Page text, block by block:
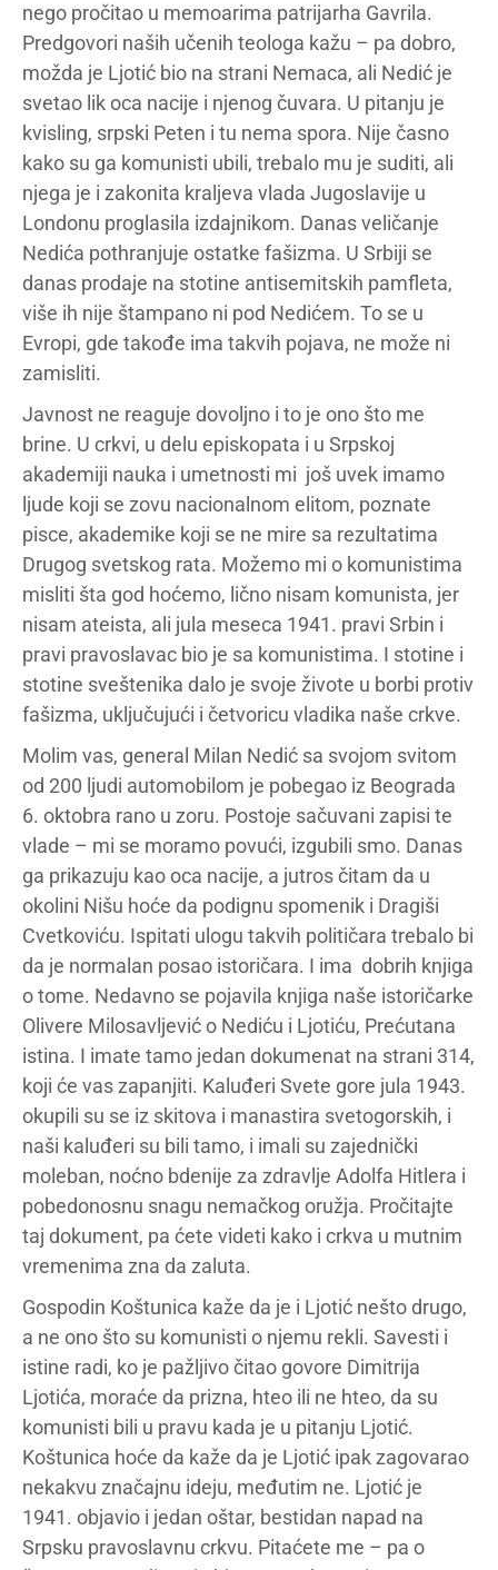
nego pročitao u memoarima patrijarha Gavrila.
Predgovori naših učenih teologa kažu – pa dobro,
možda je Ljotić bio na strani Nemaca, ali Nedić je
svetao lik oca nacije i njenog čuvara. U pitanju je
kvisling, srpski Peten i tu nema spora. Nije časno
kako su ga komunisti ubili, trebalo mu je suditi, ali
njega je i zakonita kraljeva vlada Jugoslavije u
Londonu proglasila izdajnikom. Danas veličanje
Nedića pothranjuje ostatke fašizma. U Srbiji se
danas prodaje na stotine antisemitskih pamfleta,
više ih nije štampano ni pod Nedićem. To se u
Evropi, gde takođe ima takvih pojava, ne može ni
zamisliti.
Javnost ne reaguje dovoljno i to je ono što me
brine. U crkvi, u delu episkopata i u Srpskoj
akademiji nauka i umetnosti mi još uvek imamo
ljude koji se zovu nacionalnom elitom, poznate
pisce, akademike koji se ne mire sa rezultatima
Drugog svetskog rata. Možemo mi o komunistima
misliti šta god hoćemo, lično nisam komunista, jer
nisam ateista, ali jula meseca 1941. pravi Srbin i
pravi pravoslavac bio je sa komunistima. I stotine i
stotine sveštenika dalo je svoje živote u borbi protiv
fašizma, uključujući i četvoricu vladika naše crkve.
Molim vas, general Milan Nedić sa svojom svitom
od 200 ljudi automobilom je pobegao iz Beograda
6. oktobra rano u zoru. Postoje sačuvani zapisi te
vlade – mi se moramo povući, izgubili smo. Danas
ga prikazuju kao oca nacije, a jutros čitam da u
okolini Nišu hoće da podignu spomenik i Dragiši
Cvetkoviću. Ispitati ulogu takvih političara trebalo bi
da je normalan posao istoričara. I ima dobrih knjiga
o tome. Nedavno se pojavila knjiga naše istoričarke
Olivere Milosavljević o Nediću i Ljotiću, Prećutana
istina. I imate tamo jedan dokumenat na strani 314,
koji će vas zapanjiti. Kaluđeri Svete gore jula 1943.
okupili su se iz skitova i manastira svetogorskih, i
naši kaluđeri su bili tamo, i imali su zajednički
moleban, noćno bdenije za zdravlje Adolfa Hitlera i
pobedonosnu snagu nemačkog oružja. Pročitajte
taj dokument, pa ćete videti kako i crkva u mutnim
vremenima zna da zaluta.
Gospodin Koštunica kaže da je i Ljotić nešto drugo,
a ne ono što su komunisti o njemu rekli. Savesti i
istine radi, ko je pažljivo čitao govore Dimitrija
Ljotića, moraće da prizna, hteo ili ne hteo, da su
komunisti bili u pravu kada je u pitanju Ljotić.
Koštunica hoće da kaže da je Ljotić ipak zagovarao
nekakvu značajnu ideju, međutim ne. Ljotić je
1941. objavio i jedan oštar, bestidan napad na
Srpsku pravoslavnu crkvu. Pitaćete me – pa o